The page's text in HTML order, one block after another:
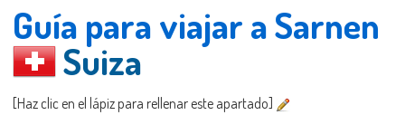
Guía para viajar a Sarnen
Suiza
[Haz clic en el lápiz para rellenar este apartado]